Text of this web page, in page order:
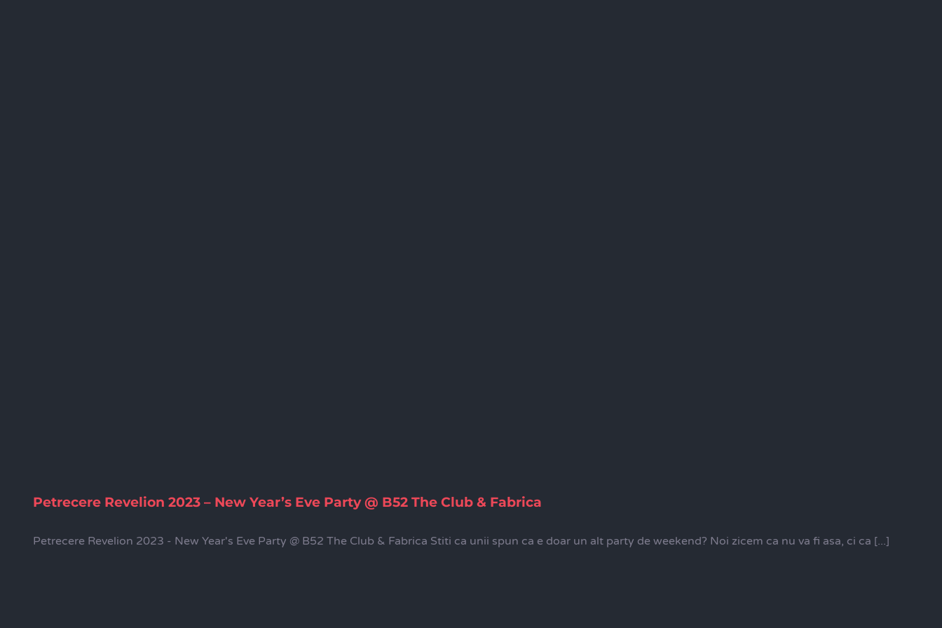
Petrecere Revelion 2023 – New Year’s Eve Party @ B52 The Club & Fabrica
Petrecere Revelion 2023 - New Year's Eve Party @ B52 The Club & Fabrica Stiti ca unii spun ca e doar un alt party de weekend? Noi zicem ca nu va fi asa, ci ca [...]